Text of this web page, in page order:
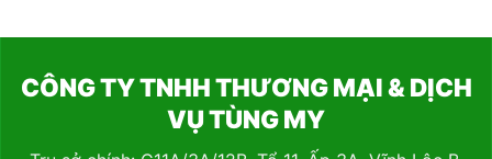
CÔNG TY TNHH THƯƠNG MẠI & DỊCH
VỤ TÙNG MY